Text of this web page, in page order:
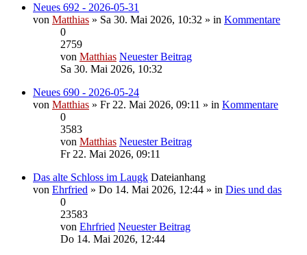
Neues 692 - 2026-05-31
von Matthias » Sa 30. Mai 2026, 10:32 » in Kommentare
0
2759
von Matthias Neuester Beitrag
Sa 30. Mai 2026, 10:32
Neues 690 - 2026-05-24
von Matthias » Fr 22. Mai 2026, 09:11 » in Kommentare
0
3583
von Matthias Neuester Beitrag
Fr 22. Mai 2026, 09:11
Das alte Schloss im Laugk Dateianhang
von Ehrfried » Do 14. Mai 2026, 12:44 » in Dies und das
0
23583
von Ehrfried Neuester Beitrag
Do 14. Mai 2026, 12:44